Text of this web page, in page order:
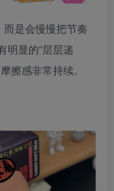
而是会慢慢把节奏
明显的“层层递
擦感非常持续。